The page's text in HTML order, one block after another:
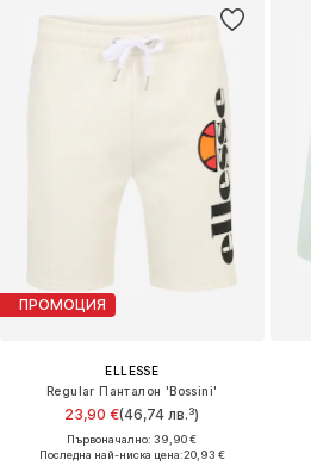
ПРОМОЦИЯ
ELLESSE
Regular Панталон 'Bossini'
23,90 €(46,74 лв.³)
Първоначално: 39,90 €
Последна най-ниска цена:20,93 €